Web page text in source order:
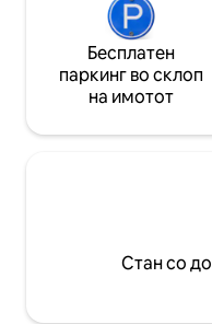
Бесплатен
паркинг во склоп
на имотот
Стан со